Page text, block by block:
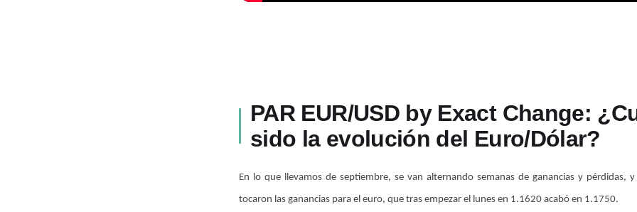
PAR EUR/USD by Exact Change:
sido la evolución del Euro/Dólar?
En lo que llevamos de septiembre, se van alternando semanas de ganancias y pérdidas,
tocaron las ganancias para el euro, que tras empezar el lunes en 1.1620 acabó en 1.1750.